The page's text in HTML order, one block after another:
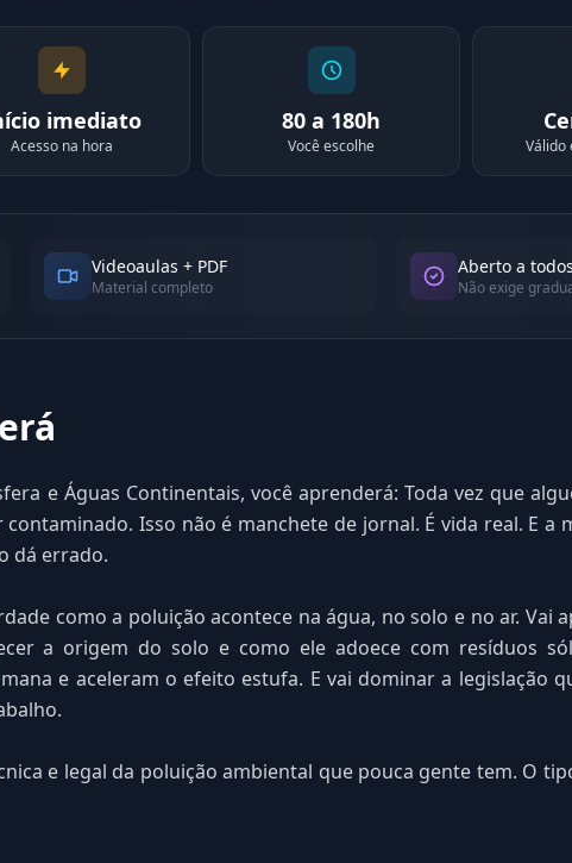
imediato
Acesso na hora
80 a 180h
Você escolhe Válido
Videoaulas + PDF
Material completo
Aberto a todos
Não exige
e Águas Continentais, você aprenderá: Toda vez que
Isso não é manchete de jornal. É vida real. E
dá errado.
como a poluição acontece na água, no solo e no ar.
a origem do solo e como ele adoece com resíduos
e aceleram o efeito estufa. E vai dominar a
e legal da poluição ambiental que pouca gente tem. O